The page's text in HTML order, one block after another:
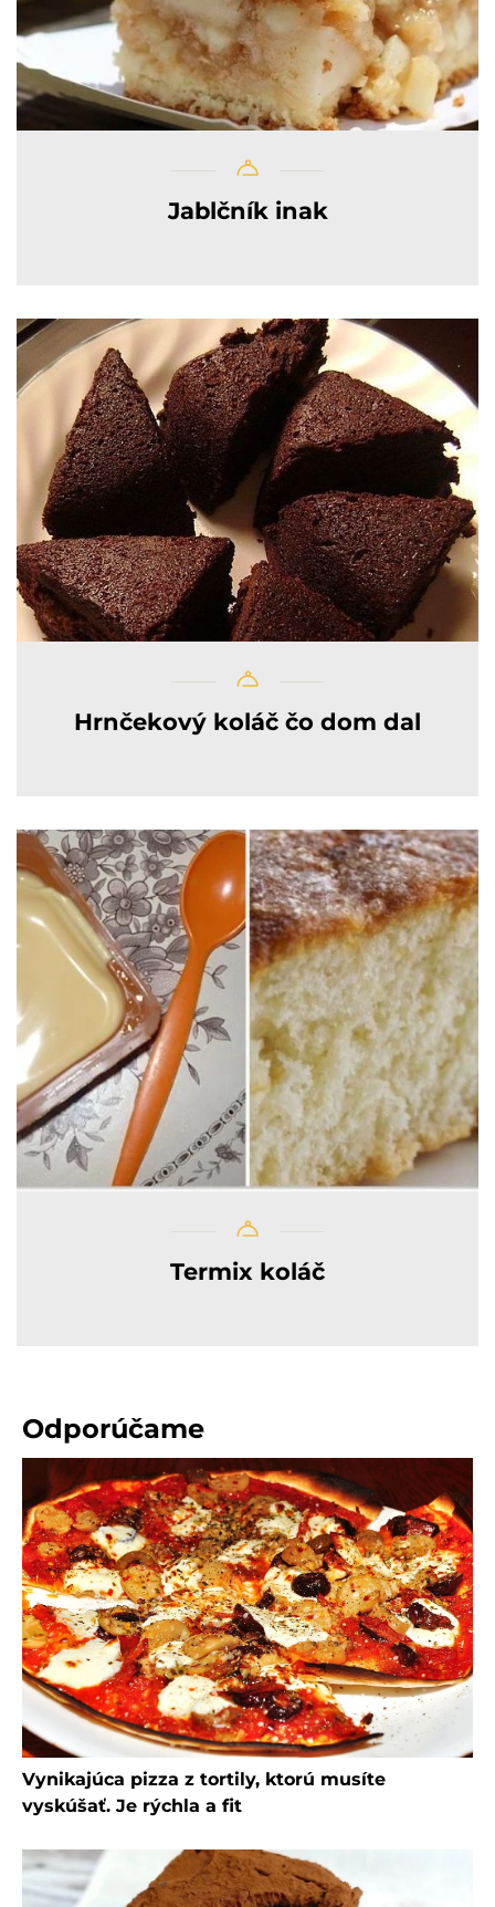
Jablčník inak
Hrnčekový koláč čo dom dal
Termix koláč
Odporúčame
Vynikajúca pizza z tortily, ktorú musíte
vyskúšať. Je rýchla a fit